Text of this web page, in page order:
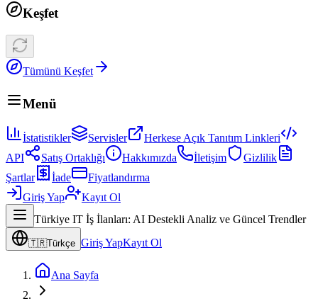
Keşfet
Tümünü Keşfet
Menü
İstatistikler Servisler
Herkese Açık Tanıtım Linkleri
API
Satış Ortaklığı Hakkımızda İletişim
Gizlilik
Şartlar
İade
Fiyatlandırma
Giriş Yap
Kayıt Ol
Türkiye IT İş İlanları: AI Destekli Analiz ve Güncel Trendler
🇹🇷Türkçe Giriş YapKayıt Ol
Ana Sayfa